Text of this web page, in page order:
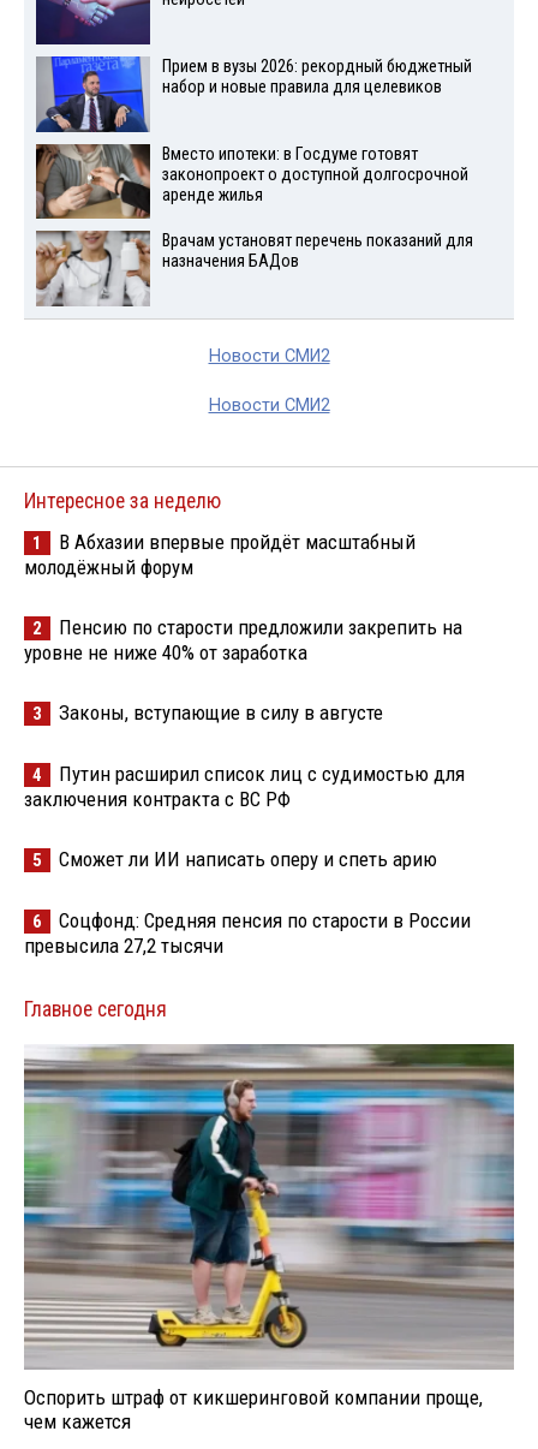
Прием в вузы 2026: рекордный бюджетный
набор и новые правила для целевиков
Вместо ипотеки: в Госдуме готовят
законопроект о доступной долгосрочной
аренде жилья
Врачам установят перечень показаний для
назначения БАДов
Новости СМИ2
Новости СМИ2
Интересное за неделю
1
В Абхазии впервые пройдёт масштабный
молодёжный форум
2
Пенсию по старости предложили закрепить на
уровне не ниже 40% от заработка
3 Законы, вступающие в силу в августе
4
Путин расширил список лиц с судимостью для
заключения контракта с ВС РФ
5 Сможет ли ИИ написать оперу и спеть арию
6
Соцфонд: Средняя пенсия по старости в России
превысила 27,2 тысячи
Главное сегодня
Оспорить штраф от кикшеринговой компании проще,
чем кажется